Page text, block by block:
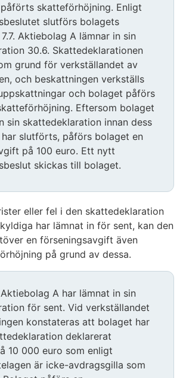
skatteförhöjning. Enligt
slutförs bolagets
Aktiebolag A lämnar in sin
30.6. Skattedeklarationen
grund för verkställandet av
och beskattningen verkställs
och bolaget påförs
Eftersom bolaget
sin skattedeklaration innan dess
slutförts, påförs bolaget en
på 100 euro. Ett nytt
skickas till bolaget.
eller fel i den skattedeklaration
har lämnat in för sent, kan den
en förseningsavgift även
på grund av dessa.
Aktiebolag A har lämnat in sin
för sent. Vid verkställandet
konstateras att bolaget har
deklarerat
10 000 euro som enligt
är icke-avdragsgilla som